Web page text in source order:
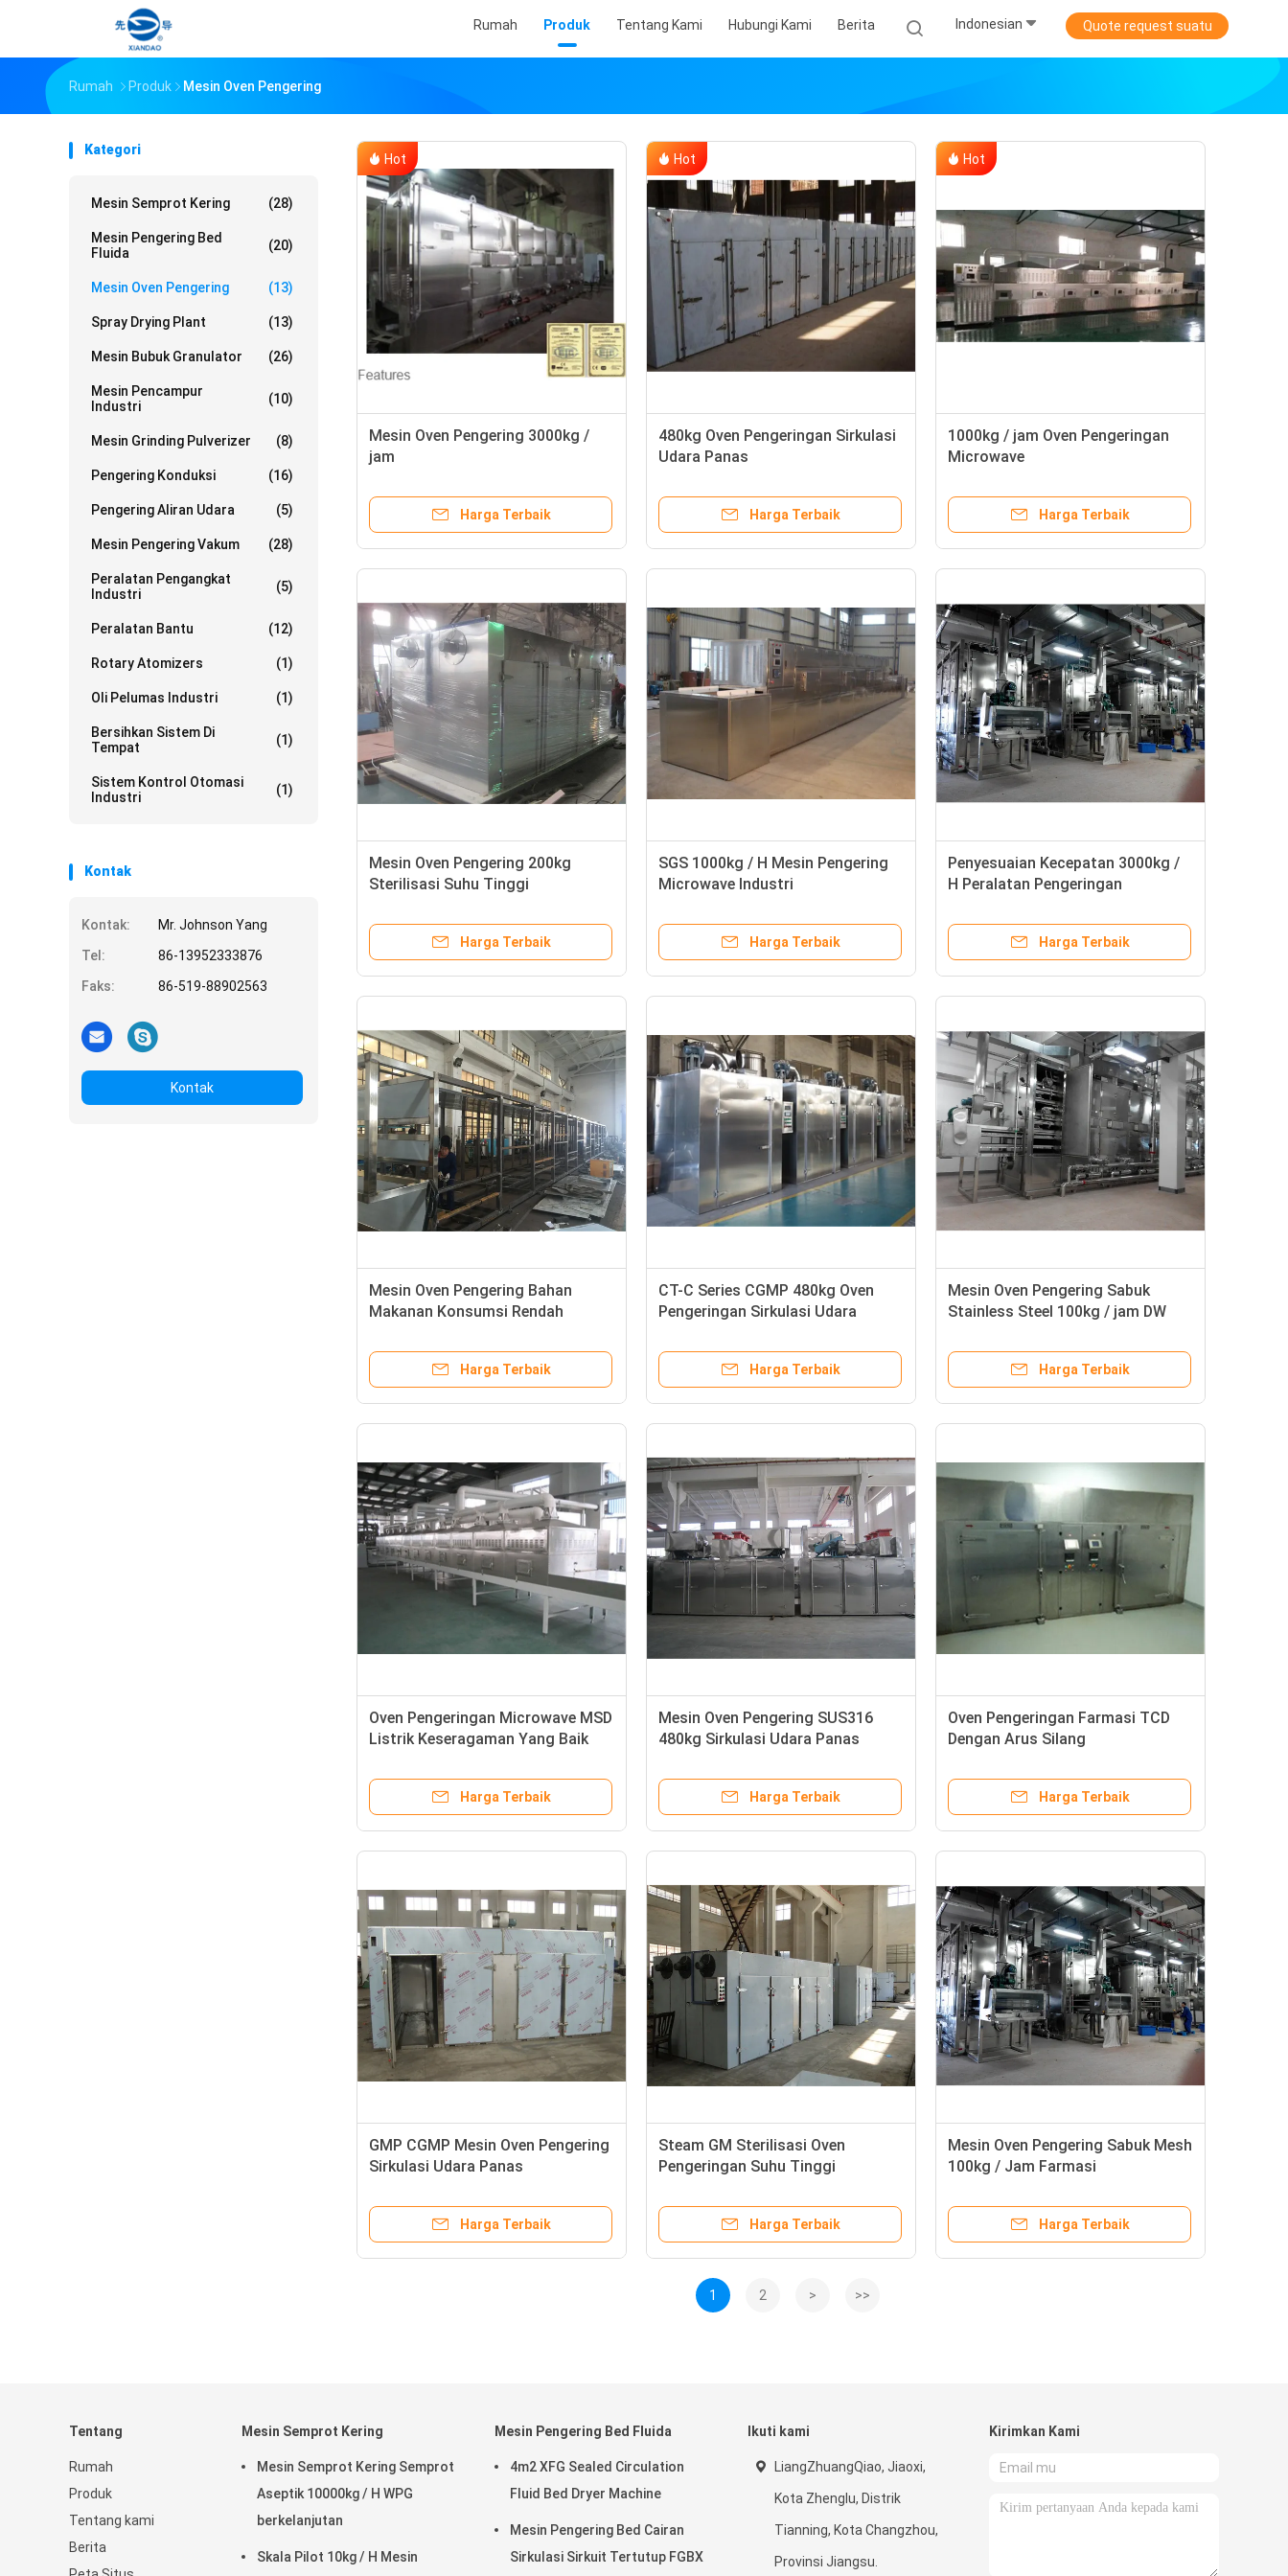
Rumah Produk Tentang Kami Hubungi Kami Berita Indonesian Quote request suatu
Rumah Produk Mesin Oven Pengering
Kategori
Mesin Semprot Kering (28)
Mesin Pengering Bed
Fluida
(20)
Mesin Oven Pengering (13)
Spray Drying Plant (13)
Mesin Bubuk Granulator (26)
Mesin Pencampur
Industri
(10)
Mesin Grinding Pulverizer (8)
Pengering Konduksi (16)
Pengering Aliran Udara (5)
Mesin Pengering Vakum (28)
Peralatan Pengangkat
Industri
(5)
Peralatan Bantu (12)
Rotary Atomizers (1)
Oli Pelumas Industri (1)
Bersihkan Sistem Di
Tempat
(1)
Sistem Kontrol Otomasi
Industri
(1)
Kontak
Kontak:
Mr. Johnson Yang
Tel:
86-13952333876
Faks:
86-519-88902563
Kontak
Hot
Mesin Oven Pengering 3000kg /
jam
Harga Terbaik
Hot
480kg Oven Pengeringan Sirkulasi
Udara Panas
Harga Terbaik
Hot
1000kg / jam Oven Pengeringan
Microwave
Harga Terbaik
Mesin Oven Pengering 200kg
Sterilisasi Suhu Tinggi
Harga Terbaik
SGS 1000kg / H Mesin Pengering
Microwave Industri
Harga Terbaik
Penyesuaian Kecepatan 3000kg /
H Peralatan Pengeringan
Harga Terbaik
Mesin Oven Pengering Bahan
Makanan Konsumsi Rendah
Harga Terbaik
CT-C Series CGMP 480kg Oven
Pengeringan Sirkulasi Udara
Harga Terbaik
Mesin Oven Pengering Sabuk
Stainless Steel 100kg / jam DW
Harga Terbaik
Oven Pengeringan Microwave MSD
Listrik Keseragaman Yang Baik
Harga Terbaik
Mesin Oven Pengering SUS316
480kg Sirkulasi Udara Panas
Harga Terbaik
Oven Pengeringan Farmasi TCD
Dengan Arus Silang
Harga Terbaik
GMP CGMP Mesin Oven Pengering
Sirkulasi Udara Panas
Harga Terbaik
Steam GM Sterilisasi Oven
Pengeringan Suhu Tinggi
Harga Terbaik
Mesin Oven Pengering Sabuk Mesh
100kg / Jam Farmasi
Harga Terbaik
1 2 > >>
Tentang
Rumah
Produk
Tentang kami
Berita
Mesin Semprot Kering
Mesin Semprot Kering Semprot
Aseptik 10000kg / H WPG
berkelanjutan
Skala Pilot 10kg / H Mesin
Mesin Pengering Bed Fluida
4m2 XFG Sealed Circulation
Fluid Bed Dryer Machine
Mesin Pengering Bed Cairan
Sirkulasi Sirkuit Tertutup FGBX
Ikuti kami
LiangZhuangQiao, Jiaoxi,
Kota Zhenglu, Distrik
Tianning, Kota Changzhou,
Provinsi Jiangsu.
Kirimkan Kami